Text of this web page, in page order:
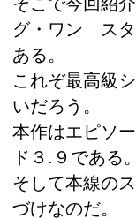
グ・ワン スタ
ある。
これぞ最高級
いだろう。
本作はエピソ
ド３.９である。
そして本線の
づけなのだ。